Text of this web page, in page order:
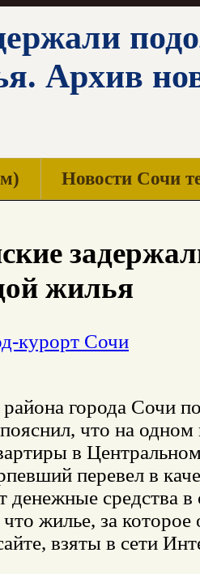
Архив
Новости Сочи
жилья
курорт Сочи
города Сочи
что на
в
перевел в
денежные средства
жилье, за
взяты в сети